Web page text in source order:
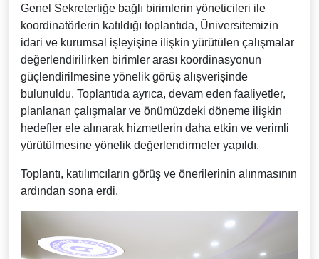
Genel Sekreterliğe bağlı birimlerin yöneticileri ile
koordinatörlerin katıldığı toplantıda, Üniversitemizin
idari ve kurumsal işleyişine ilişkin yürütülen çalışmalar
değerlendirilirken birimler arası koordinasyonun
güçlendirilmesine yönelik görüş alışverişinde
bulunuldu. Toplantıda ayrıca, devam eden faaliyetler,
planlanan çalışmalar ve önümüzdeki döneme ilişkin
hedefler ele alınarak hizmetlerin daha etkin ve verimli
yürütülmesine yönelik değerlendirmeler yapıldı.
Toplantı, katılımcıların görüş ve önerilerinin alınmasının
ardından sona erdi.